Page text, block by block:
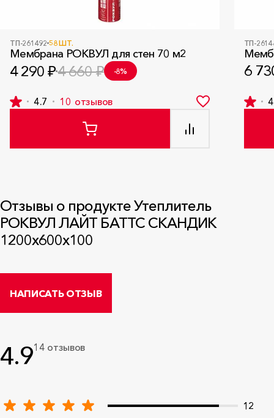
ТП-261492 58 ШТ.
Мембрана РОКВУЛ для стен 70 м2
4 290 ₽4 660 ₽ -8%
4.7 10 отзывов
ТП-
6
Отзывы о продукте Утеплитель
РОКВУЛ ЛАЙТ БАТТС СКАНДИК
1200x600x100
4.914 отзывов
12
НАПИСАТЬ ОТЗЫВ